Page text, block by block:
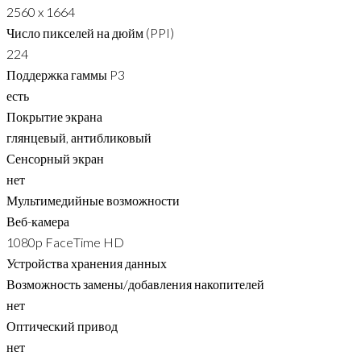
2560 x 1664
Число пикселей на дюйм (PPI)
224
Поддержка гаммы P3
есть
Покрытие экрана
глянцевый, антибликовый
Сенсорный экран
нет
Мультимедийные возможности
Веб-камера
1080p FaceTime HD
Устройства хранения данных
Возможность замены/добавления накопителей
нет
Оптический привод
нет